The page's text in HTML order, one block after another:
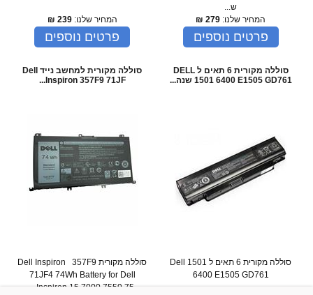
ש...
המחיר שלנו: 279
₪
פרטים נוספים
המחיר שלנו:239
₪
פרטים נוספים
סוללה מקורית 6 תאים ל DELL
1501 6400 E1505 GD761 שנה...
סוללה מקורית 6 תאים ל Dell 1501
6400 E1505 GD761
סוללה מקורית למחשב נייד Dell
Inspiron 357F9 71JF...
סוללה מקורית Dell Inspiron 357F9
71JF4 74Wh Battery for Dell
Inspiron 15 7000 7559 75...